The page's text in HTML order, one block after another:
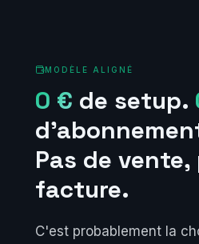
MODÈLE ALIGNÉ
0 € de setup.
Pas de vente,
facture.
C'est probablement la